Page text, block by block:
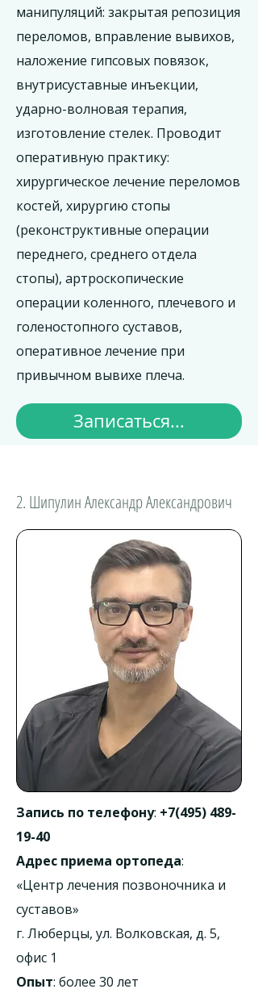
манипуляций: закрытая репозиция
переломов, вправление вывихов,
наложение гипсовых повязок,
внутрисуставные инъекции,
ударно-волновая терапия,
изготовление стелек. Проводит
оперативную практику:
хирургическое лечение переломов
костей, хирургию стопы
(реконструктивные операции
переднего, среднего отдела
стопы), артроскопические
операции коленного, плечевого и
голеностопного суставов,
оперативное лечение при
привычном вывихе плеча.
Записаться...
2. Шипулин Александр Александрович
Запись по телефону: +7(495) 489-
19-40
Адрес приема ортопеда:
«Центр лечения позвоночника и
суставов»
г. Люберцы, ул. Волковская, д. 5,
офис 1
Опыт: более 30 лет